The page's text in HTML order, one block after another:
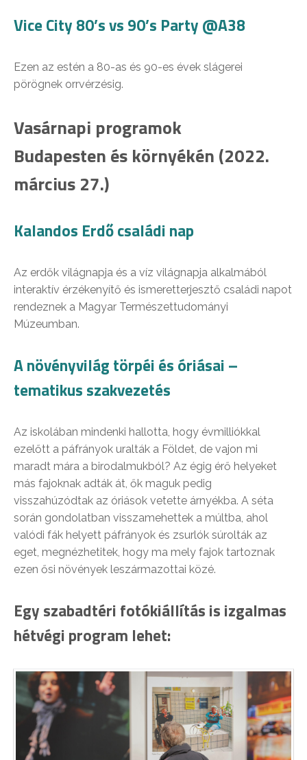
Vice City 80’s vs 90’s Party @A38
Ezen az estén a 80-as és 90-es évek slágerei
pörögnek orrvérzésig.
Vasárnapi programok
Budapesten és környékén (2022.
március 27.)
Kalandos Erdő családi nap
Az erdők világnapja és a víz világnapja alkalmából
interaktív érzékenyítő és ismeretterjesztő családi napot
rendeznek a Magyar Természettudományi
Múzeumban.
A növényvilág törpéi és óriásai –
tematikus szakvezetés
Az iskolában mindenki hallotta, hogy évmilliókkal
ezelőtt a páfrányok uralták a Földet, de vajon mi
maradt mára a birodalmukból? Az égig érő helyeket
más fajoknak adták át, ők maguk pedig
visszahúzódtak az óriások vetette árnyékba. A séta
során gondolatban visszamehettek a múltba, ahol
valódi fák helyett páfrányok és zsurlók súrolták az
eget, megnézhetitek, hogy ma mely fajok tartoznak
ezen ősi növények leszármazottai közé.
Egy szabadtéri fotókiállítás is izgalmas
hétvégi program lehet: